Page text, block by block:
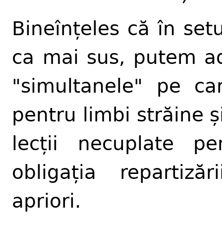
Bineînțeles că în
ca mai sus, putem
"simultanele" pe
pentru limbi străine
lecții necuplate
obligația
apriori.